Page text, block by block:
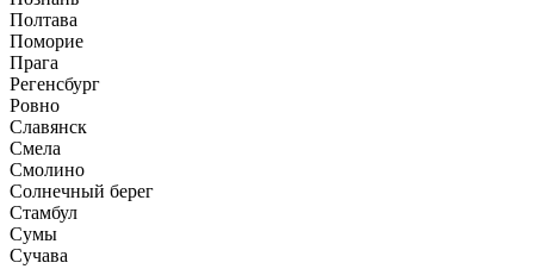
Полтава
Поморие
Прага
Регенсбург
Ровно
Славянск
Смела
Смолино
Солнечный берег
Стамбул
Сумы
Сучава